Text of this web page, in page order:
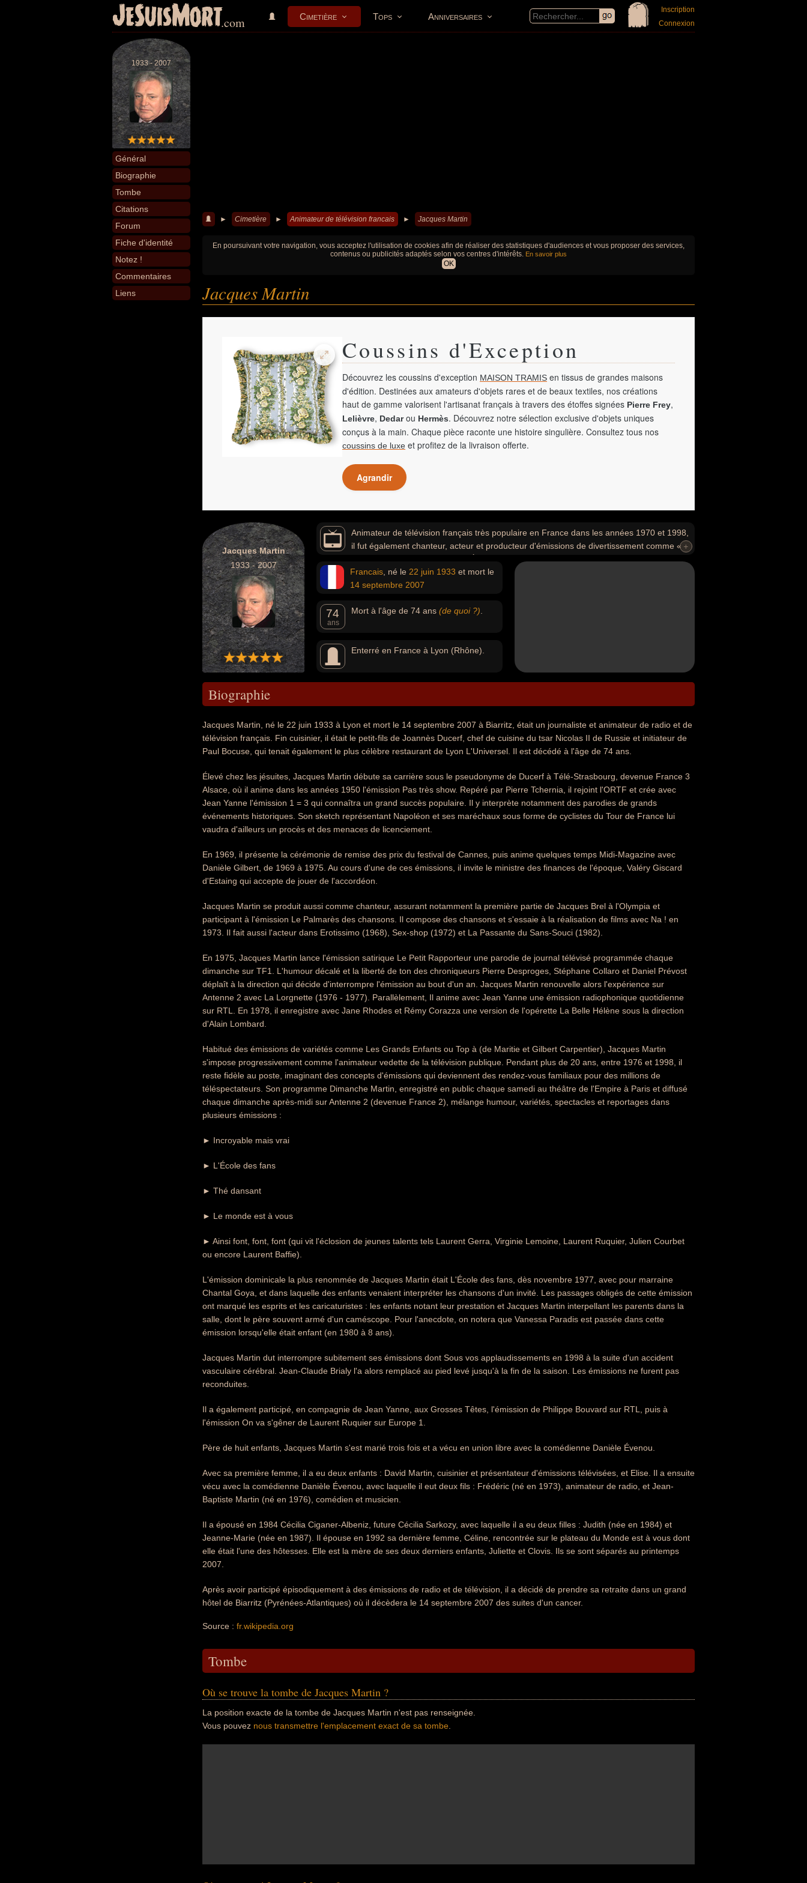
JeSuisMort.com Cimetière Tops Anniversaires
Inscription
Connexion
1933 - 2007
Général
Biographie
Tombe
Citations
Forum
Fiche d'identité
Notez !
Commentaires
Liens
► Cimetière ► Animateur de télévision francais ► Jacques Martin
En poursuivant votre navigation, vous acceptez l'utilisation de cookies afin de réaliser des statistiques d'audiences et vous proposer des services,
contenus ou publicités adaptés selon vos centres d'intérêts. En savoir plus
OK
Jacques Martin
Coussins d'Exception
Découvrez les coussins d'exception MAISON TRAMIS en tissus de grandes maisons
d'édition. Destinées aux amateurs d'objets rares et de beaux textiles, nos créations
haut de gamme valorisent l'artisanat français à travers des étoffes signées Pierre Frey,
Lelièvre, Dedarou Hermès. Découvrez notre sélection exclusive d'objets uniques
conçus à la main. Chaque pièce raconte une histoire singulière. Consultez tous nos
coussins de luxe et profitez de la livraison offerte.
Agrandir
Jacques Martin
1933 - 2007
Animateur de télévision français très populaire en France dans les années 1970 et 1998,
il fut également chanteur, acteur et producteur d'émissions de divertissement comme «
(1980-1998) ou « Incroyable mais vrai » (1980-1983).
+
Francais , né le 22 juin 1933 et mort le
14 septembre 2007
74
ans
Mort à l'âge de 74 ans (de quoi ?)
Enterré en France à Lyon (Rhône).
Biographie
Jacques Martin, né le 22 juin 1933 à Lyon et mort le 14 septembre 2007 à Biarritz, était un journaliste et animateur de radio et de
télévision français. Fin cuisinier, il était le petit-fils de Joannès Ducerf, chef de cuisine du tsar Nicolas II de Russie et initiateur de
Paul Bocuse, qui tenait également le plus célèbre restaurant de Lyon L'Universel. Il est décédé à l'âge de 74 ans.
Élevé chez les jésuites, Jacques Martin débute sa carrière sous le pseudonyme de Ducerf à Télé-Strasbourg, devenue France 3
Alsace, où il anime dans les années 1950 l'émission Pas très show. Repéré par Pierre Tchernia, il rejoint l'ORTF et crée avec
Jean Yanne l'émission 1 = 3 qui connaîtra un grand succès populaire. Il y interprète notamment des parodies de grands
événements historiques. Son sketch représentant Napoléon et ses maréchaux sous forme de cyclistes du Tour de France lui
vaudra d'ailleurs un procès et des menaces de licenciement.
En 1969, il présente la cérémonie de remise des prix du festival de Cannes, puis anime quelques temps Midi-Magazine avec
Danièle Gilbert, de 1969 à 1975. Au cours d'une de ces émissions, il invite le ministre des finances de l'époque, Valéry Giscard
d'Estaing qui accepte de jouer de l'accordéon.
Jacques Martin se produit aussi comme chanteur, assurant notamment la première partie de Jacques Brel à l'Olympia et
participant à l'émission Le Palmarès des chansons. Il compose des chansons et s'essaie à la réalisation de films avec Na ! en
1973. Il fait aussi l'acteur dans Erotissimo (1968), Sex-shop (1972) et La Passante du Sans-Souci (1982).
En 1975, Jacques Martin lance l'émission satirique Le Petit Rapporteur une parodie de journal télévisé programmée chaque
dimanche sur TF1. L'humour décalé et la liberté de ton des chroniqueurs Pierre Desproges, Stéphane Collaro et Daniel Prévost
déplaît à la direction qui décide d'interrompre l'émission au bout d'un an. Jacques Martin renouvelle alors l'expérience sur
Antenne 2 avec La Lorgnette (1976 - 1977). Parallèlement, Il anime avec Jean Yanne une émission radiophonique quotidienne
sur RTL. En 1978, il enregistre avec Jane Rhodes et Rémy Corazza une version de l'opérette La Belle Hélène sous la direction
d'Alain Lombard.
Habitué des émissions de variétés comme Les Grands Enfants ou Top à (de Maritie et Gilbert Carpentier), Jacques Martin
s'impose progressivement comme l'animateur vedette de la télévision publique. Pendant plus de 20 ans, entre 1976 et 1998, il
reste fidèle au poste, imaginant des concepts d'émissions qui deviennent des rendez-vous familiaux pour des millions de
téléspectateurs. Son programme Dimanche Martin, enregistré en public chaque samedi au théâtre de l'Empire à Paris et diffusé
chaque dimanche après-midi sur Antenne 2 (devenue France 2), mélange humour, variétés, spectacles et reportages dans
plusieurs émissions :
► Incroyable mais vrai
► L'École des fans
► Thé dansant
► Le monde est à vous
► Ainsi font, font, font (qui vit l'éclosion de jeunes talents tels Laurent Gerra, Virginie Lemoine, Laurent Ruquier, Julien Courbet
ou encore Laurent Baffie).
L'émission dominicale la plus renommée de Jacques Martin était L'École des fans, dès novembre 1977, avec pour marraine
Chantal Goya, et dans laquelle des enfants venaient interpréter les chansons d'un invité. Les passages obligés de cette émission
ont marqué les esprits et les caricaturistes : les enfants notant leur prestation et Jacques Martin interpellant les parents dans la
salle, dont le père souvent armé d'un caméscope. Pour l'anecdote, on notera que Vanessa Paradis est passée dans cette
émission lorsqu'elle était enfant (en 1980 à 8 ans).
Jacques Martin dut interrompre subitement ses émissions dont Sous vos applaudissements en 1998 à la suite d'un accident
vasculaire cérébral. Jean-Claude Brialy l'a alors remplacé au pied levé jusqu'à la fin de la saison. Les émissions ne furent pas
reconduites.
Il a également participé, en compagnie de Jean Yanne, aux Grosses Têtes, l'émission de Philippe Bouvard sur RTL, puis à
l'émission On va s'gêner de Laurent Ruquier sur Europe 1.
Père de huit enfants, Jacques Martin s'est marié trois fois et a vécu en union libre avec la comédienne Danièle Évenou.
Avec sa première femme, il a eu deux enfants : David Martin, cuisinier et présentateur d'émissions télévisées, et Elise. Il a ensuite
vécu avec la comédienne Danièle Évenou, avec laquelle il eut deux fils : Frédéric (né en 1973), animateur de radio, et Jean-
Baptiste Martin (né en 1976), comédien et musicien.
Il a épousé en 1984 Cécilia Ciganer-Albeniz, future Cécilia Sarkozy, avec laquelle il a eu deux filles : Judith (née en 1984) et
Jeanne-Marie (née en 1987). Il épouse en 1992 sa dernière femme, Céline, rencontrée sur le plateau du Monde est à vous dont
elle était l'une des hôtesses. Elle est la mère de ses deux derniers enfants, Juliette et Clovis. Ils se sont séparés au printemps
2007.
Après avoir participé épisodiquement à des émissions de radio et de télévision, il a décidé de prendre sa retraite dans un grand
hôtel de Biarritz (Pyrénées-Atlantiques) où il décèdera le 14 septembre 2007 des suites d'un cancer.
Source : fr.wikipedia.org
Tombe
Où se trouve la tombe de Jacques Martin ?
La position exacte de la tombe de Jacques Martin n'est pas renseignée.
Vous pouvez nous transmettre l'emplacement exact de sa tombe